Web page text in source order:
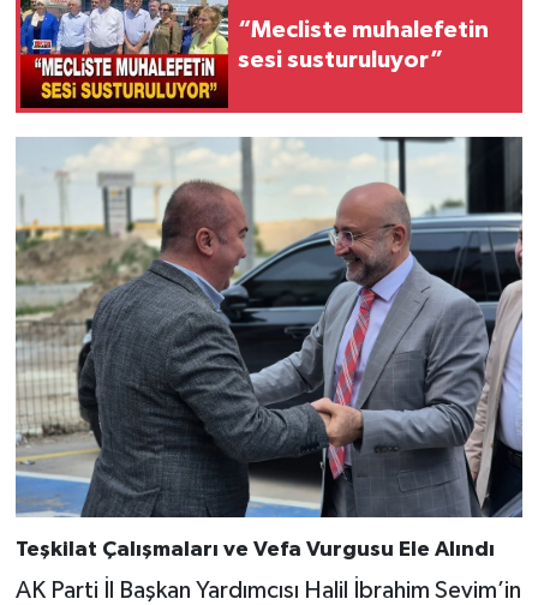
“Mecliste muhalefetin
sesi susturuluyor”
Teşkilat Çalışmaları ve Vefa Vurgusu Ele Alındı
AK Parti İl Başkan Yardımcısı Halil İbrahim Sevim’in